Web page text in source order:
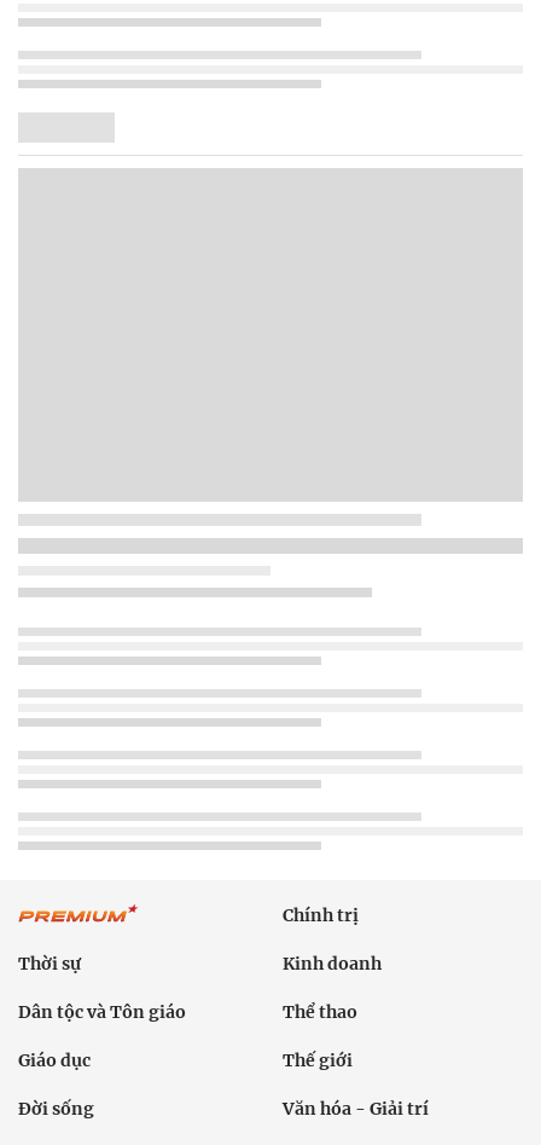
Chính trị
Thời sự Kinh doanh
Dân tộc và Tôn giáo Thể thao
Giáo dục Thế giới
Đời sống Văn hóa - Giải trí